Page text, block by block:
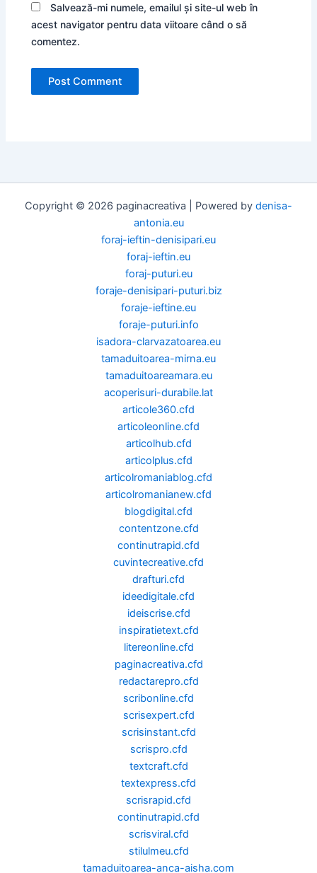
Salvează-mi numele, emailul și site-ul web în
acest navigator pentru data viitoare când o să
comentez.
Copyright © 2026 paginacreativa | Powered by denisa-
antonia.eu
foraj-ieftin-denisipari.eu
foraj-ieftin.eu
foraj-puturi.eu
foraje-denisipari-puturi.biz
foraje-ieftine.eu
foraje-puturi.info
isadora-clarvazatoarea.eu
tamaduitoarea-mirna.eu
tamaduitoareamara.eu
acoperisuri-durabile.lat
articole360.cfd
articoleonline.cfd
articolhub.cfd
articolplus.cfd
articolromaniablog.cfd
articolromanianew.cfd
blogdigital.cfd
contentzone.cfd
continutrapid.cfd
cuvintecreative.cfd
drafturi.cfd
ideedigitale.cfd
ideiscrise.cfd
inspiratietext.cfd
litereonline.cfd
paginacreativa.cfd
redactarepro.cfd
scribonline.cfd
scrisexpert.cfd
scrisinstant.cfd
scrispro.cfd
textcraft.cfd
textexpress.cfd
scrisrapid.cfd
continutrapid.cfd
scrisviral.cfd
stilulmeu.cfd
tamaduitoarea-anca-aisha.com